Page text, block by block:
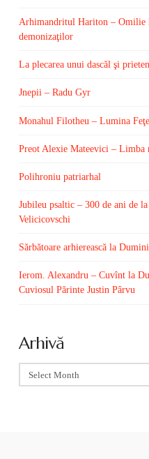
Arhimandritul Hariton – Omilie
demonizaţilor
La plecarea unui dascăl şi
Jnepii – Radu Gyr
Monahul Filotheu – Lumina
Preot Alexie Mateevici – Limba
Polihroniu patriarhal
Jubileu psaltic – 300 de ani de
Velicicovschi
Sărbătoare arhierească la
Ierom. Alexandru – Cuvînt la
Cuviosul Părinte Justin Pârvu
Arhivă
Arhivă